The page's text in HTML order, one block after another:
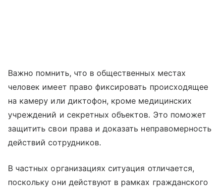
Важно помнить, что в общественных местах
человек имеет право фиксировать происходящее
на камеру или диктофон, кроме медицинских
учреждений и секретных объектов. Это поможет
защитить свои права и доказать неправомерность
действий сотрудников.
В частных организациях ситуация отличается,
поскольку они действуют в рамках гражданского